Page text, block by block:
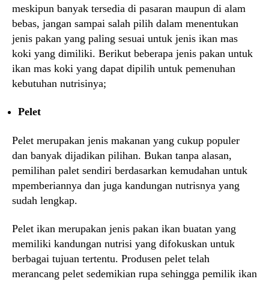
meskipun banyak tersedia di pasaran maupun di alam
bebas, jangan sampai salah pilih dalam menentukan
jenis pakan yang paling sesuai untuk jenis ikan mas
koki yang dimiliki. Berikut beberapa jenis pakan untuk
ikan mas koki yang dapat dipilih untuk pemenuhan
kebutuhan nutrisinya;
Pelet
Pelet merupakan jenis makanan yang cukup populer
dan banyak dijadikan pilihan. Bukan tanpa alasan,
pemilihan palet sendiri berdasarkan kemudahan untuk
mpemberiannya dan juga kandungan nutrisnya yang
sudah lengkap.
Pelet ikan merupakan jenis pakan ikan buatan yang
memiliki kandungan nutrisi yang difokuskan untuk
berbagai tujuan tertentu. Produsen pelet telah
merancang pelet sedemikian rupa sehingga pemilik ikan